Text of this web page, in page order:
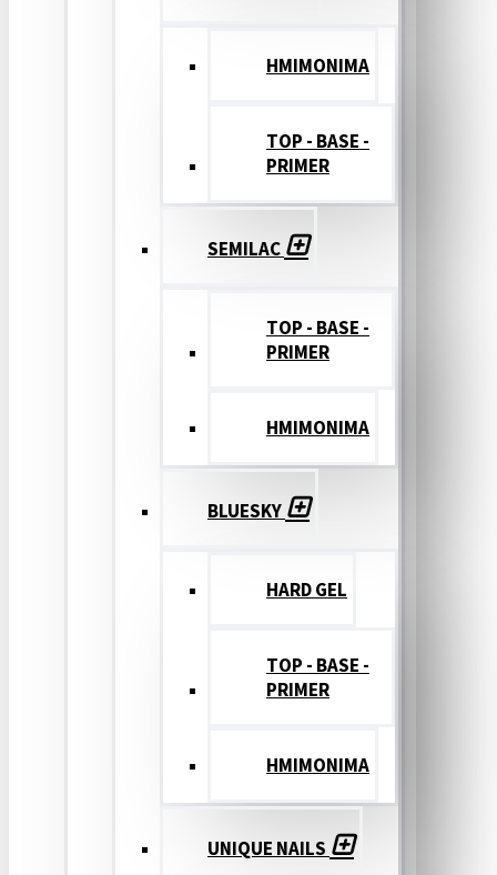
HMIMONIMA
TOP - BASE -
PRIMER
SEMILAC
TOP - BASE -
PRIMER
ΗΜΙΜΟΝΙΜΑ
BLUESKY
HARD GEL
TOP - BASE -
PRIMER
ΗΜΙΜΟΝΙΜΑ
UNIQUE NAILS